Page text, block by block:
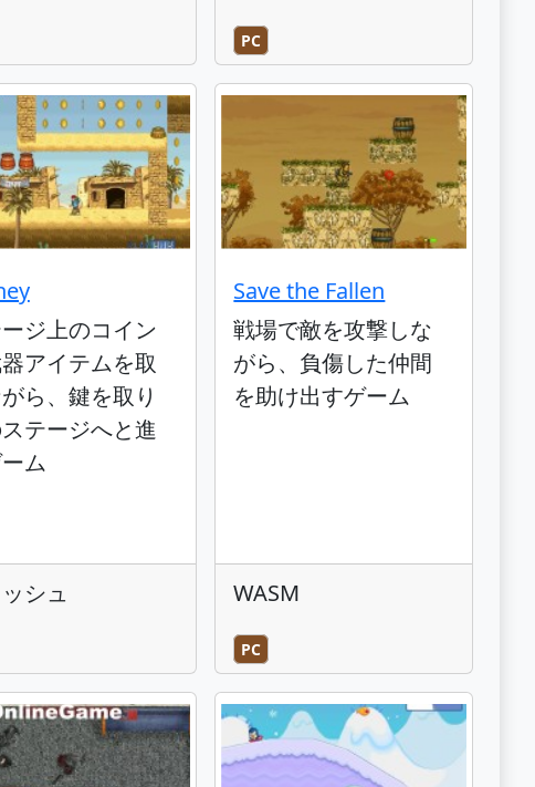
PC
ジ上のコイン
アイテムを取
ら、鍵を取り
テージへと進
ム
シュ
Save the Fallen
戦場で敵を攻撃しな
がら、負傷した仲間
を助け出すゲーム
WASM
PC